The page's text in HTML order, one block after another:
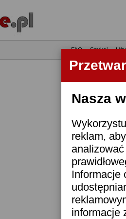
Nasza
reklam,
Informacje
informacje
•FAQ•Szukaj•